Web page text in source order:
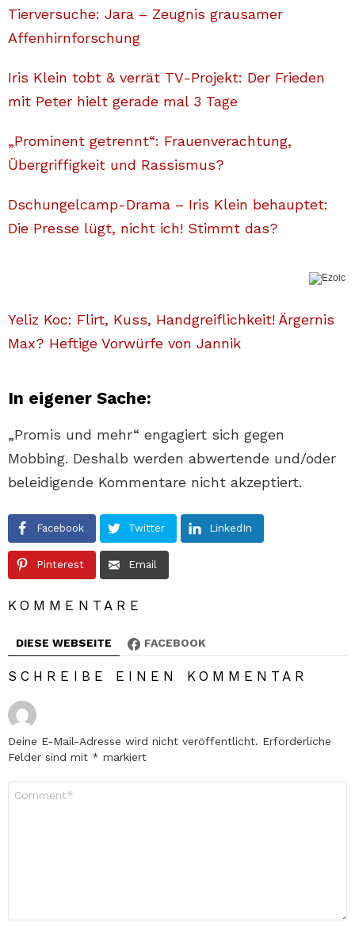
Tierversuche: Jara – Zeugnis grausamer
Affenhirnforschung
Iris Klein tobt & verrät TV-Projekt: Der Frieden
mit Peter hielt gerade mal 3 Tage
„Prominent getrennt“: Frauenverachtung,
Übergriffigkeit und Rassismus?
Dschungelcamp-Drama – Iris Klein behauptet:
Die Presse lügt, nicht ich! Stimmt das?
Yeliz Koc: Flirt, Kuss, Handgreiflichkeit! Ärgernis
Max? Heftige Vorwürfe von Jannik
In eigener Sache:
„Promis und mehr“ engagiert sich gegen
Mobbing. Deshalb werden abwertende und/oder
beleidigende Kommentare nicht akzeptiert.
Facebook Twitter LinkedIn
Pinterest Email
KOMMENTARE
DIESE WEBSEITE FACEBOOK
SCHREIBE EINEN KOMMENTAR
Deine E-Mail-Adresse wird nicht veröffentlicht. Erforderliche
Felder sind mit * markiert